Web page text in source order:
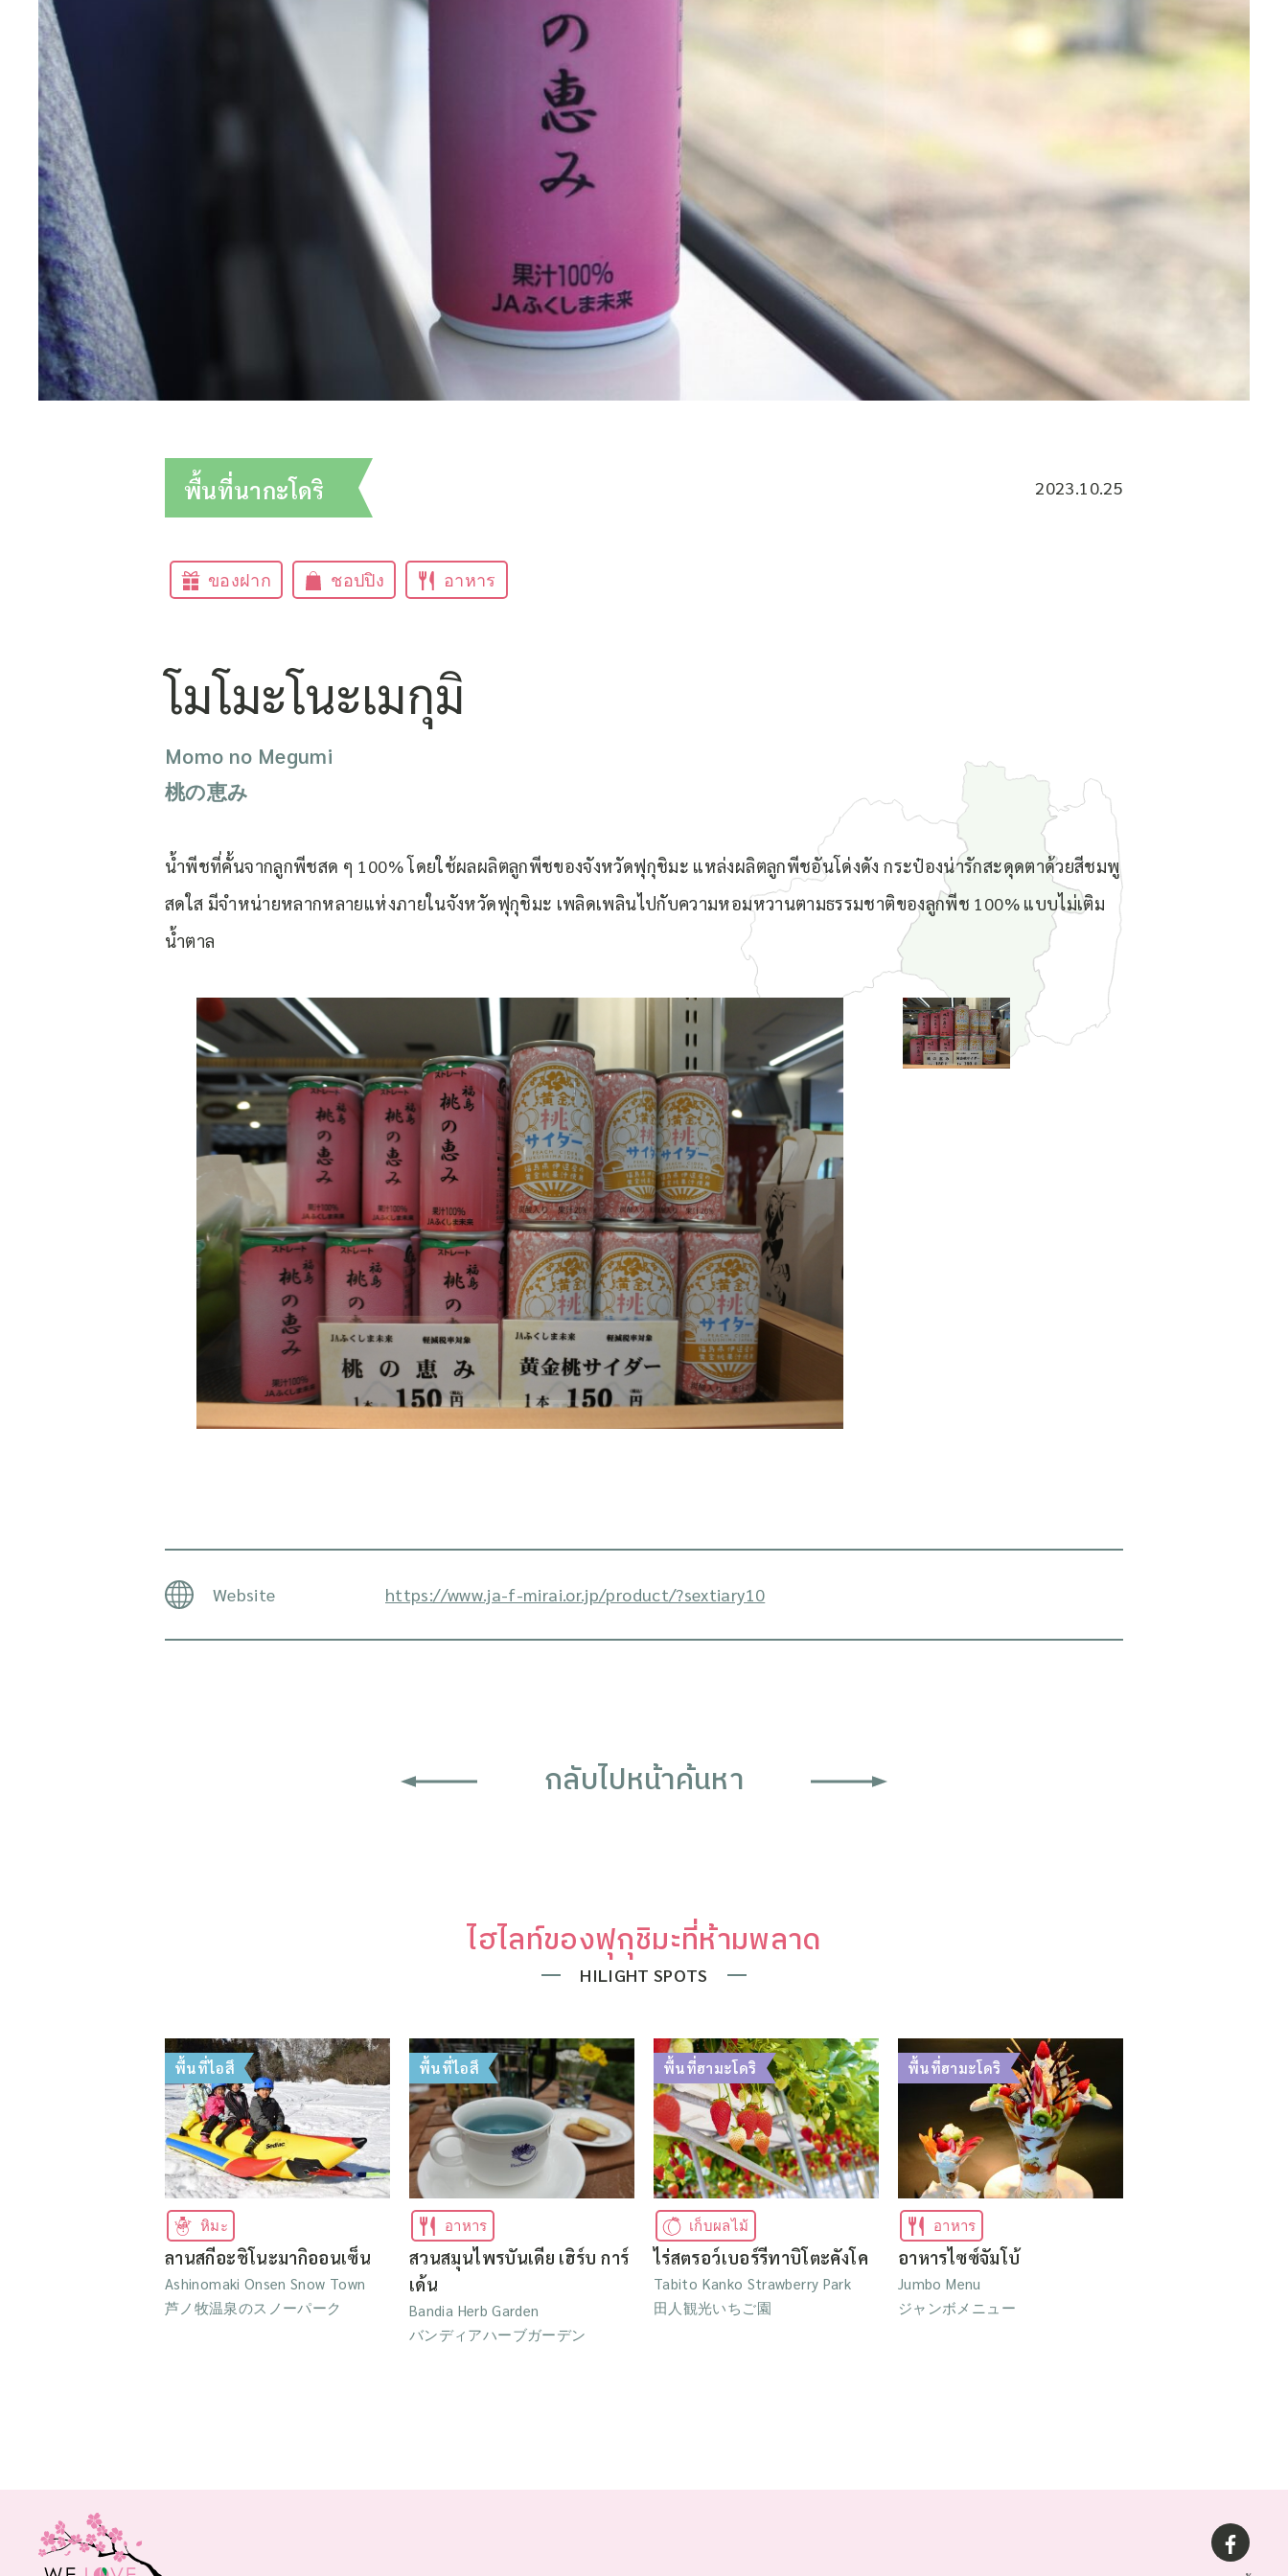
พื้นที่นากะโดริ 2023.10.25
ของฝาก ชอปปิง อาหาร
โมโมะโนะเมกุมิ
Momo no Megumi
桃の恵み
น้ำพีชที่คั้นจากลูกพีชสด ๆ 100% โดยใช้ผลผลิตลูกพีชของจังหวัดฟุกุชิมะ แหล่งผลิตลูกพีชอันโด่งดัง กระป๋องน่ารักสะดุดตาด้วยสีชมพู
สดใส มีจำหน่ายหลากหลายแห่งภายในจังหวัดฟุกุชิมะ เพลิดเพลินไปกับความหอมหวานตามธรรมชาติของลูกพีช 100% แบบไม่เติม
น้ำตาล
Website https://www.ja-f-mirai.or.jp/product/?sextiary10
กลับไปหน้าค้นหา
ไฮไลท์ของฟุกุชิมะที่ห้ามพลาด
HILIGHT SPOTS
พื้นที่ไอสึ
หิมะ
ลานสกีอะชิโนะมากิออนเซ็น
Ashinomaki Onsen Snow Town
芦ノ牧温泉のスノーパーク
พื้นที่ไอสึ
อาหาร
สวนสมุนไพรบันเดีย เฮิร์บ การ์
เด้น
Bandia Herb Garden
バンディアハーブガーデン
พื้นที่ฮามะโดริ
เก็บผลไม้
ไร่สตรอว์เบอร์รีทาบิโตะคังโค
Tabito Kanko Strawberry Park
田人観光いちご園
พื้นที่ฮามะโดริ
อาหาร
อาหารไซซ์จัมโบ้
Jumbo Menu
ジャンボメニュー